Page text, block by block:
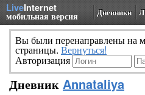
LiveInternet
мобильная версия Дневники
Вы были перенаправлены на
страницы. Вернуться!
Авторизация
Дневник Annataliya